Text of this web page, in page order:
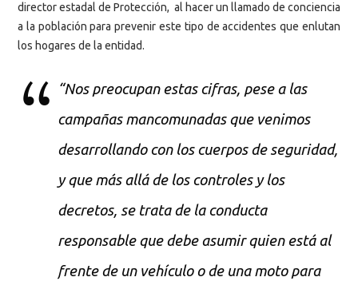
director estadal de Protección, al hacer un llamado de conciencia
a la población para prevenir este tipo de accidentes que enlutan
los hogares de la entidad.
“Nos preocupan estas cifras, pese a las
campañas mancomunadas que venimos
desarrollando con los cuerpos de seguridad,
y que más allá de los controles y los
decretos, se trata de la conducta
responsable que debe asumir quien está al
frente de un vehículo o de una moto para